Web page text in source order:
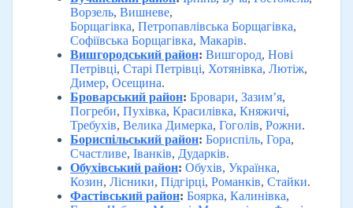
Ворзель, Вишневе,
Борщагівка, Петропавлівська Борщагівка,
Софіївська Борщагівка, Макарів.
Вишгородський район: Вишгород, Нові
Петрівці, Старі Петрівці, Хотянівка, Лютіж,
Димер, Осещина.
Броварський район: Бровари, Зазим’я,
Погреби, Пухівка, Красилівка, Княжичі,
Требухів, Велика Димерка, Гоголів, Рожни.
Бориспільський район: Бориспіль, Гора,
Счастливе, Іванків, Дударків.
Обухівський район: Обухів, Українка,
Козин, Лісники, Підгірці, Романків, Стайки.
Фастівський район: Боярка, Калинівка,